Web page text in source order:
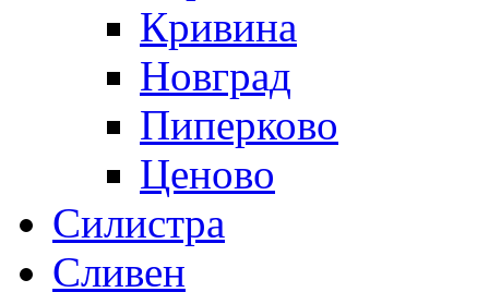
Кривина
Новград
Пиперково
Ценово
Силистра
Сливен